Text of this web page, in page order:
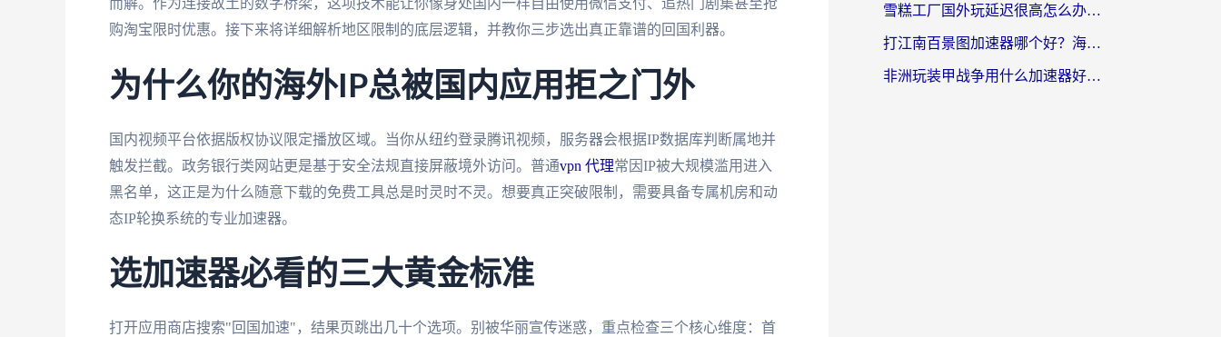
而解。作为连接故土的数字桥梁，这项技术能让你像身处国内一样自由使用微信支付、追热门剧集甚至抢
购淘宝限时优惠。接下来将详细解析地区限制的底层逻辑，并教你三步选出真正靠谱的回国利器。
为什么你的海外IP总被国内应用拒之门外
国内视频平台依据版权协议限定播放区域。当你从纽约登录腾讯视频，服务器会根据IP数据库判断属地并
触发拦截。政务银行类网站更是基于安全法规直接屏蔽境外访问。普通vpn 代理常因IP被大规模滥用进入
黑名单，这正是为什么随意下载的免费工具总是时灵时不灵。想要真正突破限制，需要具备专属机房和动
态IP轮换系统的专业加速器。
选加速器必看的三大黄金标准
打开应用商店搜索"回国加速"，结果页跳出几十个选项。别被华丽宣传迷惑，重点检查三个核心维度：首
雪糕工厂国外玩延迟很高怎么办？海外玩家国服游戏加速终极攻略（附实测推荐）
打江南百景图加速器哪个好？海外党踩坑N次后，终于找到不卡的秘诀
非洲玩装甲战争用什么加速器好？海外党亲测有效的国服游戏加速方案